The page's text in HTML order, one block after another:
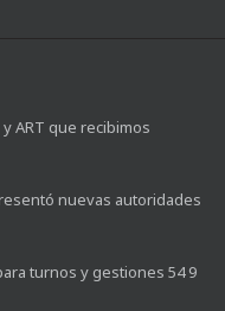
ART que recibimos
nuevas autoridades
turnos y gestiones 54 9